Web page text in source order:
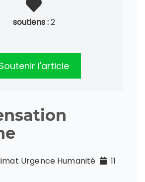
soutiens :2
l'article
Urgence Humanité
11